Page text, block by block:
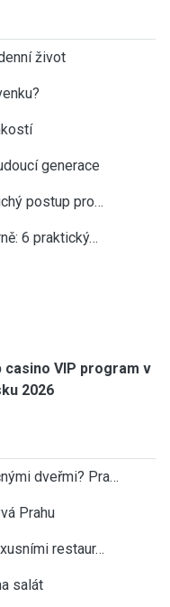
život
generace
postup pro…
6 praktický…
casino VIP program v
2026
dveřmi? Pra…
Prahu
restaur…
salát